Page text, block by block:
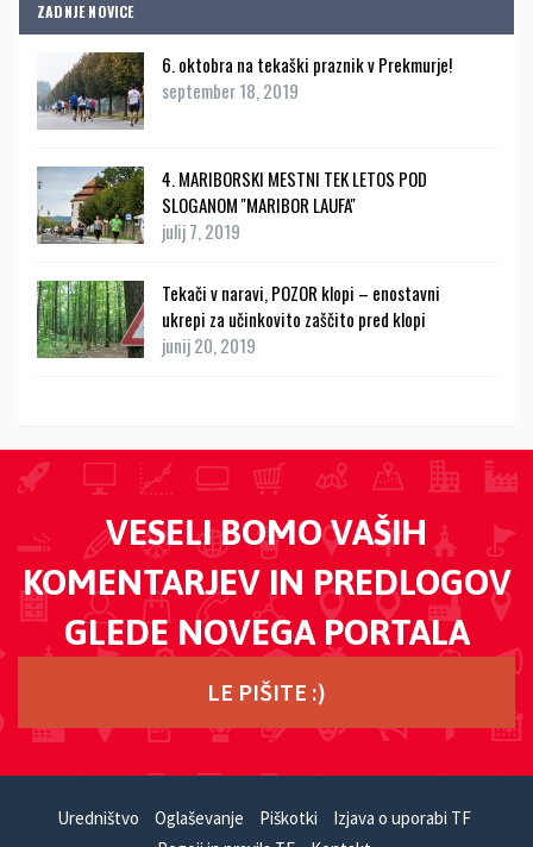
ZADNJE NOVICE
6. oktobra na tekaški praznik v Prekmurje!
september 18, 2019
4. MARIBORSKI MESTNI TEK LETOS POD
SLOGANOM ''MARIBOR LAUFA''
julij 7, 2019
Tekači v naravi, POZOR klopi – enostavni
ukrepi za učinkovito zaščito pred klopi
junij 20, 2019
VESELI BOMO VAŠIH
KOMENTARJEV IN PREDLOGOV
GLEDE NOVEGA PORTALA
LE PIŠITE :)
Uredništvo Oglaševanje Piškotki
Izjava o uporabi TF